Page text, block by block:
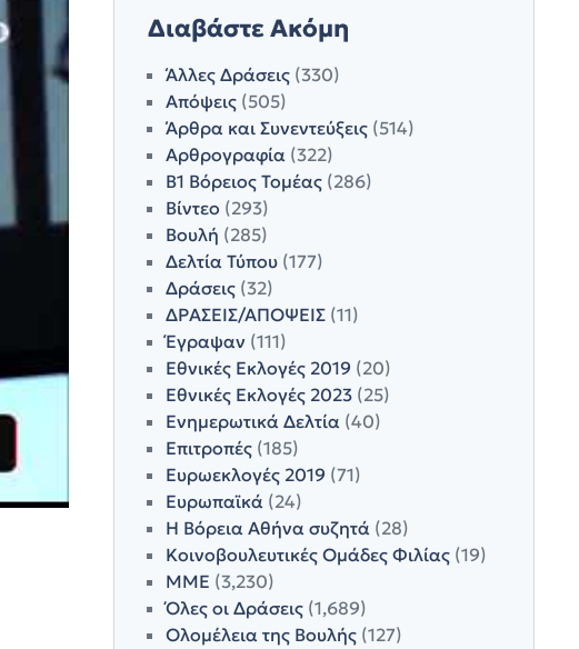
Διαβάστε Ακόμη
Άλλες Δράσεις(330)
Απόψεις(505)
Άρθρα και Συνεντεύξεις(514)
Αρθρογραφία(322)
Β1 Βόρειος Τομέας(286)
Βίντεο (293)
Βουλή (285)
Δελτία Τύπου(177)
Δράσεις(32)
ΔΡΑΣΕΙΣ/ΑΠΟΨΕΙΣ(11)
Έγραψαν (111)
Εθνικές Εκλογές 2019 (20)
Εθνικές Εκλογές 2023(25)
Ενημερωτικά Δελτία(40)
Επιτροπές(185)
Ευρωεκλογές 2019 (71)
Ευρωπαϊκά(24)
Η Βόρεια Αθήνα συζητά(28)
Κοινοβουλευτικές Ομάδες Φιλίας(19)
ΜΜΕ (3,230)
Όλες οι Δράσεις(1,689)
Ολομέλεια της Βουλής(127)